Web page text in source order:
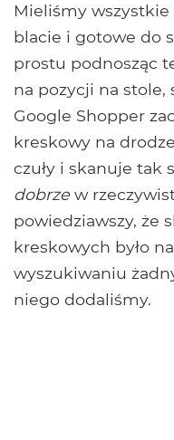
Mieliśmy
blacie i gotowe do
prostu podnosząc
na pozycji na stole,
Google Shopper
kreskowy na
czuły i skanuje tak
dobrze w
powiedziawszy, że
kreskowych było
wyszukiwaniu
niego dodaliśmy.